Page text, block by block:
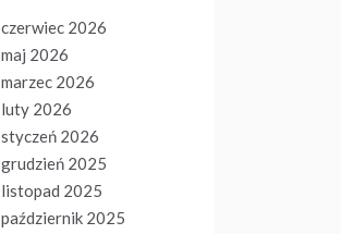
czerwiec 2026
maj 2026
marzec 2026
luty 2026
styczeń 2026
grudzień 2025
listopad 2025
październik 2025